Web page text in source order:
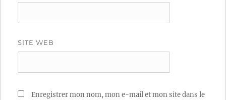
SITE WEB
Enregistrer mon nom, mon e-mail et mon site dans le